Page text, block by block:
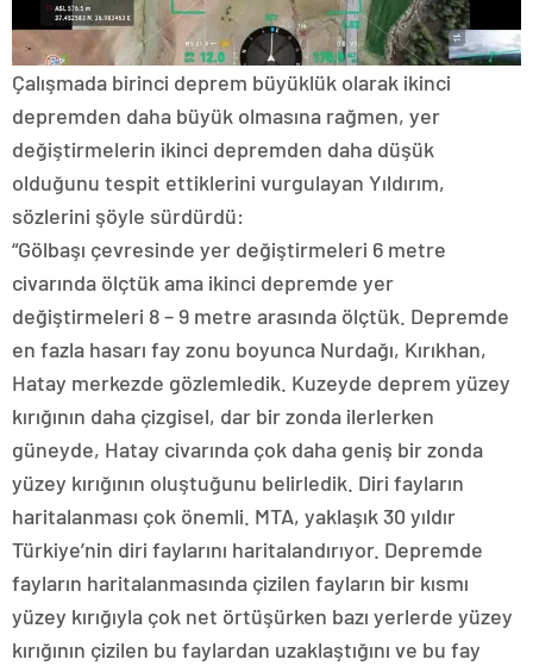
Çalışmada birinci deprem büyüklük olarak ikinci
depremden daha büyük olmasına rağmen, yer
değiştirmelerin ikinci depremden daha düşük
olduğunu tespit ettiklerini vurgulayan Yıldırım,
sözlerini şöyle sürdürdü:
“Gölbaşı çevresinde yer değiştirmeleri 6 metre
civarında ölçtük ama ikinci depremde yer
değiştirmeleri 8 – 9 metre arasında ölçtük. Depremde
en fazla hasarı fay zonu boyunca Nurdağı, Kırıkhan,
Hatay merkezde gözlemledik. Kuzeyde deprem yüzey
kırığının daha çizgisel, dar bir zonda ilerlerken
güneyde, Hatay civarında çok daha geniş bir zonda
yüzey kırığının oluştuğunu belirledik. Diri fayların
haritalanması çok önemli. MTA, yaklaşık 30 yıldır
Türkiye’nin diri faylarını haritalandırıyor. Depremde
fayların haritalanmasında çizilen fayların bir kısmı
yüzey kırığıyla çok net örtüşürken bazı yerlerde yüzey
kırığının çizilen bu faylardan uzaklaştığını ve bu fay